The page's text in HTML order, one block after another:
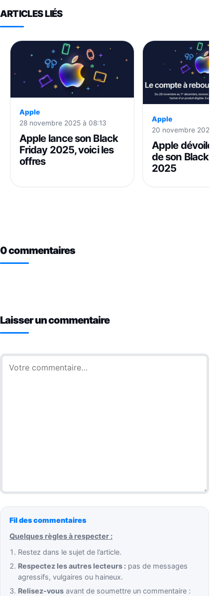
ARTICLES LIÉS
Apple
28 novembre 2025 à 08:13
Apple lance son Black
Friday 2025, voici les
offres
Apple
20 novembre 2025 à
Apple dévoile
de son Black
2025
0 commentaires
Laisser un commentaire
Commentaire
Fil des commentaires
Quelques règles à respecter :
Restez dans le sujet de l’article.
Respectez les autres lecteurs : pas de messages
agressifs, vulgaires ou haineux.
Relisez-vous avant de soumettre un commentaire :